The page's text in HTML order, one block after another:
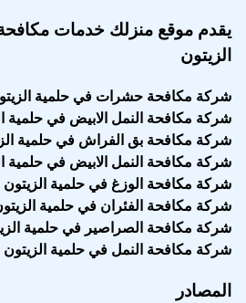
يقدم موقع منزلك خدمات
الزيتون
شركة مكافحة حشرات في حلمية
شركة مكافحة النمل الابيض في حلمية
شركة مكافحة بق الفراش في حلمية
شركة مكافحة النمل الابيض في حلمية
شركة مكافحة الوزغ في حلمية الزيتون
شركة مكافحة الفئران في حلمية
شركة مكافحة الصراصير في حلمية
شركة مكافحة النمل في حلمية الزيتون
المصادر